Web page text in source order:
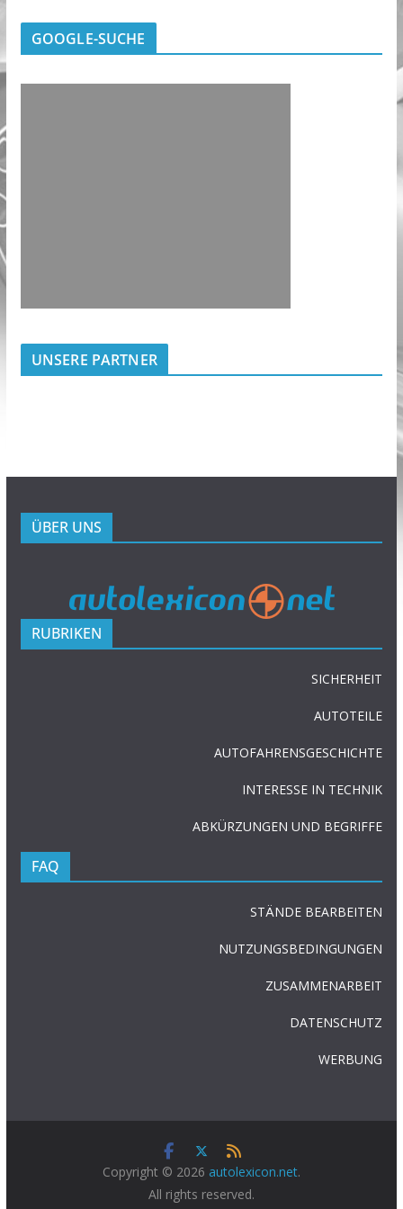
GOOGLE-SUCHE
UNSERE PARTNER
ÜBER UNS
RUBRIKEN
SICHERHEIT
AUTOTEILE
AUTOFAHRENSGESCHICHTE
INTERESSE IN TECHNIK
ABKÜRZUNGEN UND BEGRIFFE
FAQ
STÄNDE BEARBEITEN
NUTZUNGSBEDINGUNGEN
ZUSAMMENARBEIT
DATENSCHUTZ
WERBUNG
Copyright © 2026 autolexicon.net.
All rights reserved.